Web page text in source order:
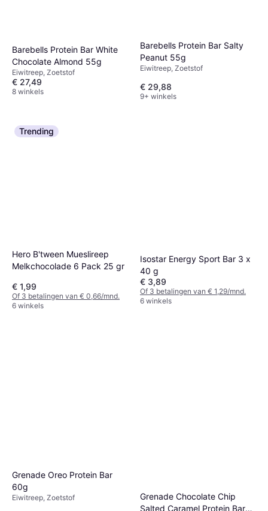
Barebells Protein Bar White
Chocolate Almond 55g
Eiwitreep, Zoetstof
€ 27,49
8 winkels
Barebells Protein Bar Salty
Peanut 55g
Eiwitreep, Zoetstof
€ 29,88
9+ winkels
Trending
Hero B'tween Mueslireep
Melkchocolade 6 Pack 25 gr
€ 1,99
Of 3 betalingen van € 0,66/mnd.
6 winkels
Isostar Energy Sport Bar 3 x
40 g
€ 3,89
Of 3 betalingen van € 1,29/mnd.
6 winkels
Grenade Oreo Protein Bar
60g
Eiwitreep, Zoetstof
Grenade Chocolate Chip
Salted Caramel Protein Bar